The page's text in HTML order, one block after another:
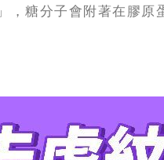
」，糖分子會附著在膠